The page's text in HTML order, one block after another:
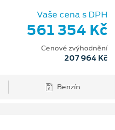
Vaše cena s DPH
561 354 Kč
Cenové zvýhodnění
207 964 Kč
Benzín